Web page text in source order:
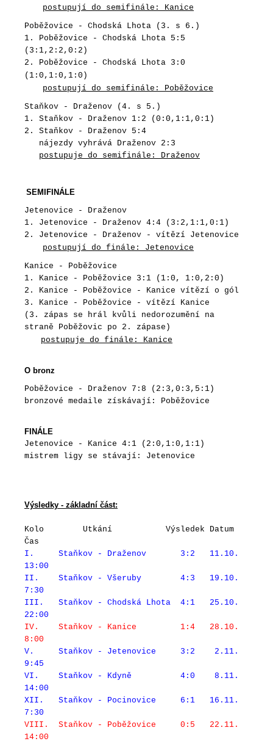
postupují do semifinále: Kanice
Poběžovice - Chodská Lhota (3. s 6.)
1. Poběžovice - Chodská Lhota 5:5
(3:1,2:2,0:2)
2. Poběžovice - Chodská Lhota 3:0
(1:0,1:0,1:0)
postupují do semifinále: Poběžovice
Staňkov - Draženov (4. s 5.)
1. Staňkov - Draženov 1:2 (0:0,1:1,0:1)
2. Staňkov - Draženov 5:4
nájezdy vyhrává Draženov 2:3
postupuje do semifinále: Draženov
SEMIFINÁLE
Jetenovice - Draženov
1. Jetenovice - Draženov 4:4 (3:2,1:1,0:1)
2. Jetenovice - Draženov - vítězí Jetenovice
postupují do finále: Jetenovice
Kanice - Poběžovice
1. Kanice - Poběžovice 3:1 (1:0, 1:0,2:0)
2. Kanice - Poběžovice - Kanice vítězí o gól
3. Kanice - Poběžovice - vítězí Kanice
(3. zápas se hrál kvůli nedorozumění na
straně Poběžovic po 2. zápase)
postupuje do finále: Kanice
O bronz
Poběžovice - Draženov 7:8 (2:3,0:3,5:1)
bronzové medaile získávají: Poběžovice
FINÁLE
Jetenovice - Kanice 4:1 (2:0,1:0,1:1)
mistrem ligy se stávají: Jetenovice
Výsledky - základní část:
Kolo Utkání Výsledek Datum
Čas
I. Staňkov - Draženov 3:2 11.10.
13:00
II. Staňkov - Všeruby 4:3 19.10.
7:30
III. Staňkov - Chodská Lhota 4:1 25.10.
22:00
IV. Staňkov - Kanice 1:4 28.10.
8:00
V. Staňkov - Jetenovice 3:2 2.11.
9:45
VI. Staňkov - Kdyně 4:0 8.11.
14:00
XII. Staňkov - Pocinovice 6:1 16.11.
7:30
VIII. Staňkov - Poběžovice 0:5 22.11.
14:00